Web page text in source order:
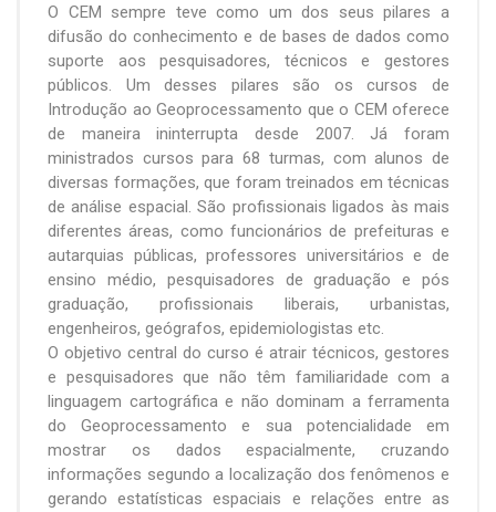
O CEM sempre teve como um dos seus pilares a
difusão do conhecimento e de bases de dados como
suporte aos pesquisadores, técnicos e gestores
públicos. Um desses pilares são os cursos de
Introdução ao Geoprocessamento que o CEM oferece
de maneira ininterrupta desde 2007. Já foram
ministrados cursos para 68 turmas, com alunos de
diversas formações, que foram treinados em técnicas
de análise espacial. São profissionais ligados às mais
diferentes áreas, como funcionários de prefeituras e
autarquias públicas, professores universitários e de
ensino médio, pesquisadores de graduação e pós
graduação, profissionais liberais, urbanistas,
engenheiros, geógrafos, epidemiologistas etc.
O objetivo central do curso é atrair técnicos, gestores
e pesquisadores que não têm familiaridade com a
linguagem cartográfica e não dominam a ferramenta
do Geoprocessamento e sua potencialidade em
mostrar os dados espacialmente, cruzando
informações segundo a localização dos fenômenos e
gerando estatísticas espaciais e relações entre as